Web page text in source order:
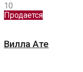
10
Продается
Вилла Ате